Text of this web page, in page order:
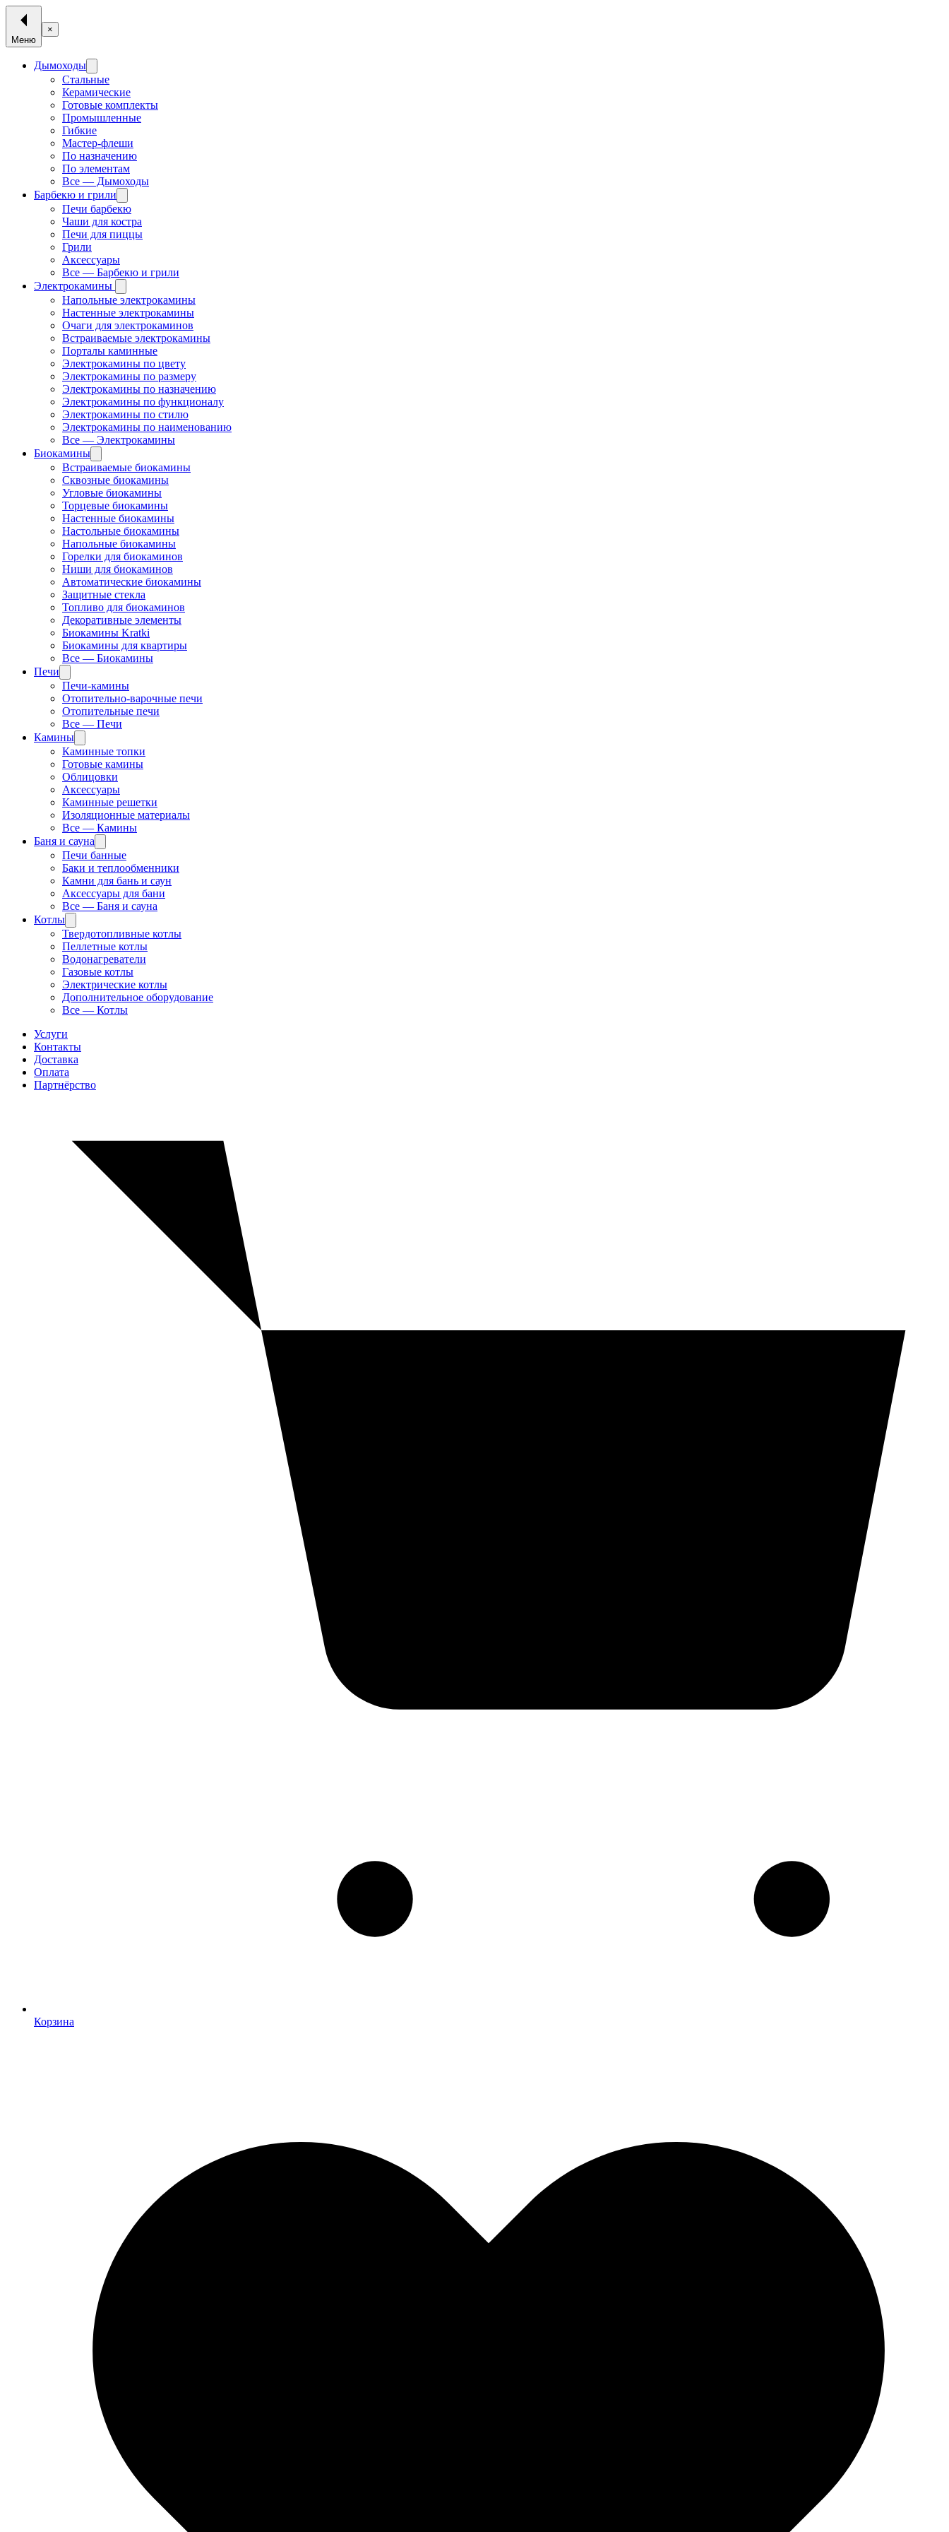
Меню
×
Дымоходы
Стальные
Керамические
Готовые комплекты
Промышленные
Гибкие
Мастер-флеши
По назначению
По элементам
Все — Дымоходы
Барбекю и грили
Печи барбекю
Чаши для костра
Печи для пиццы
Грили
Аксессуары
Все — Барбекю и грили
Электрокамины
Напольные электрокамины
Настенные электрокамины
Очаги для электрокаминов
Встраиваемые электрокамины
Порталы каминные
Электрокамины по цвету
Электрокамины по размеру
Электрокамины по назначению
Электрокамины по функционалу
Электрокамины по стилю
Электрокамины по наименованию
Все — Электрокамины
Биокамины
Встраиваемые биокамины
Сквозные биокамины
Угловые биокамины
Торцевые биокамины
Настенные биокамины
Настольные биокамины
Напольные биокамины
Горелки для биокаминов
Ниши для биокаминов
Автоматические биокамины
Защитные стекла
Топливо для биокаминов
Декоративные элементы
Биокамины Kratki
Биокамины для квартиры
Все — Биокамины
Печи
Печи-камины
Отопительно-варочные печи
Отопительные печи
Все — Печи
Камины
Каминные топки
Готовые камины
Облицовки
Аксессуары
Каминные решетки
Изоляционные материалы
Все — Камины
Баня и сауна
Печи банные
Баки и теплообменники
Камни для бань и саун
Аксессуары для бани
Все — Баня и сауна
Котлы
Твердотопливные котлы
Пеллетные котлы
Водонагреватели
Газовые котлы
Электрические котлы
Дополнительное оборудование
Все — Котлы
Услуги
Контакты
Доставка
Оплата
Партнёрство
Корзина